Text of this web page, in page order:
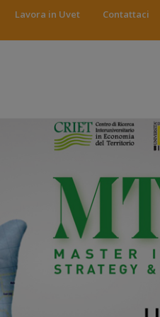
Lavora in Uvet Contattaci